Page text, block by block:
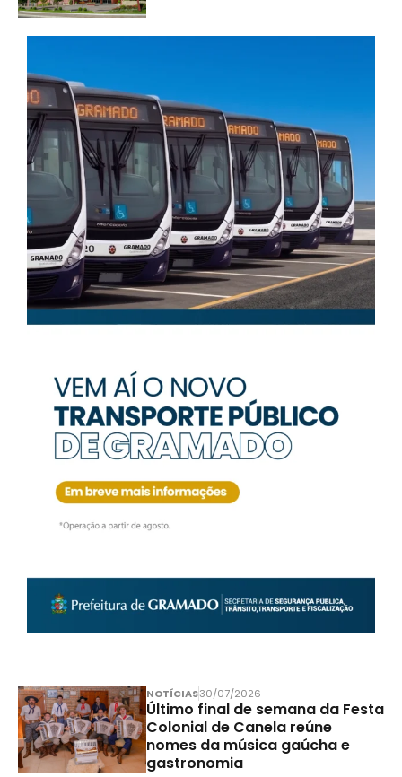
NOTÍCIAS30/07/2026
Último final de semana da Festa
Colonial de Canela reúne
nomes da música gaúcha e
gastronomia